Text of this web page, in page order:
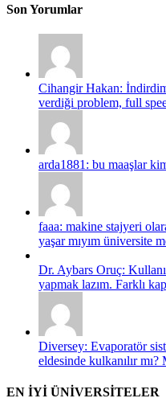
Son Yorumlar
Cihangir Hakan:
verdiği problem, full
arda1881: bu maaşlar
faaa: makine stajyeri
yaşar mıyım üniversite
Dr. Aybars Oruç:
yapmak lazım. Farklı
Diversey: Evaporatör
eldesinde kulkanılır mı?
EN İYİ ÜNİVERSİTELER